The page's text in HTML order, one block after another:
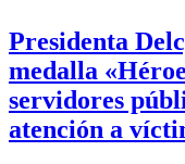
Presidenta
medalla
servidores
atención a